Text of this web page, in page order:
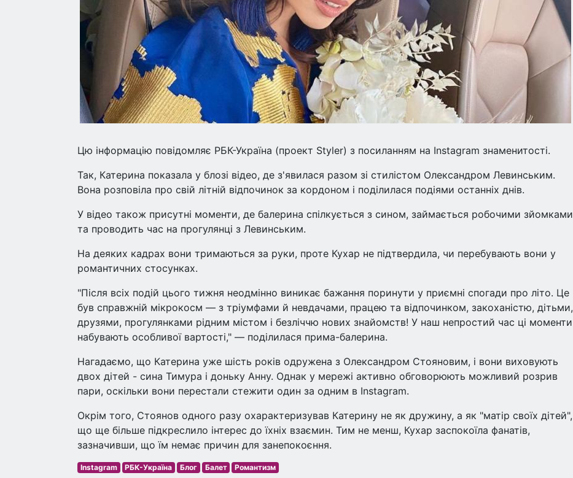
Цю інформацію повідомляє РБК-Україна (проект Styler) з посиланням на Instagram знаменитості.
Так, Катерина показала у блозі відео, де з'явилася разом зі стилістом Олександром Левинським.
Вона розповіла про свій літній відпочинок за кордоном і поділилася подіями останніх днів.
У відео також присутні моменти, де балерина спілкується з сином, займається робочими зйомками
та проводить час на прогулянці з Левинським.
На деяких кадрах вони тримаються за руки, проте Кухар не підтвердила, чи перебувають вони у
романтичних стосунках.
"Після всіх подій цього тижня неодмінно виникає бажання поринути у приємні спогади про літо. Це
був справжній мікрокосм — з тріумфами й невдачами, працею та відпочинком, закоханістю, дітьми,
друзями, прогулянками рідним містом і безліччю нових знайомств! У наш непростий час ці моменти
набувають особливої вартості," — поділилася прима-балерина.
Нагадаємо, що Катерина уже шість років одружена з Олександром Стояновим, і вони виховують
двох дітей - сина Тимура і доньку Анну. Однак у мережі активно обговорюють можливий розрив
пари, оскільки вони перестали стежити один за одним в Instagram.
Окрім того, Стоянов одного разу охарактеризував Катерину не як дружину, а як "матір своїх дітей",
що ще більше підкреслило інтерес до їхніх взаємин. Тим не менш, Кухар заспокоїла фанатів,
зазначивши, що їм немає причин для занепокоєння.
Instagram РБК-Україна Блог Балет Романтизм